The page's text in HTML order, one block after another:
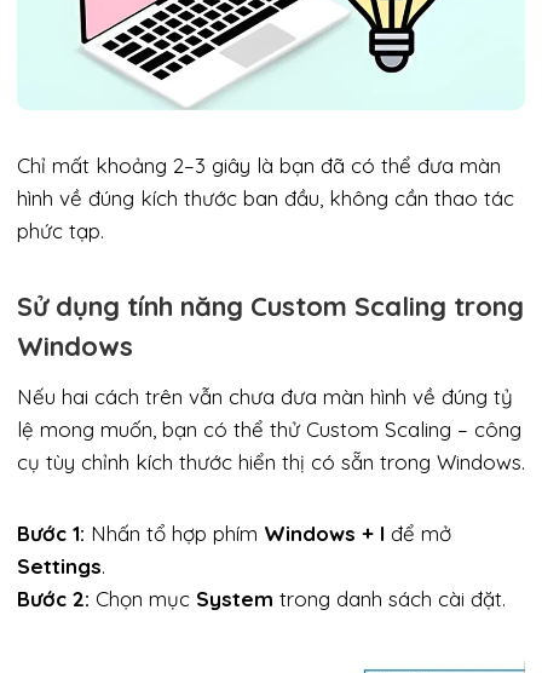
Chỉ mất khoảng 2–3 giây là bạn đã có thể đưa màn
hình về đúng kích thước ban đầu, không cần thao tác
phức tạp.
Sử dụng tính năng Custom Scaling trong
Windows
Nếu hai cách trên vẫn chưa đưa màn hình về đúng tỷ
lệ mong muốn, bạn có thể thử Custom Scaling – công
cụ tùy chỉnh kích thước hiển thị có sẵn trong Windows.
Bước 1: Nhấn tổ hợp phím Windows + I để mở
Settings.
Bước 2: Chọn mục System trong danh sách cài đặt.